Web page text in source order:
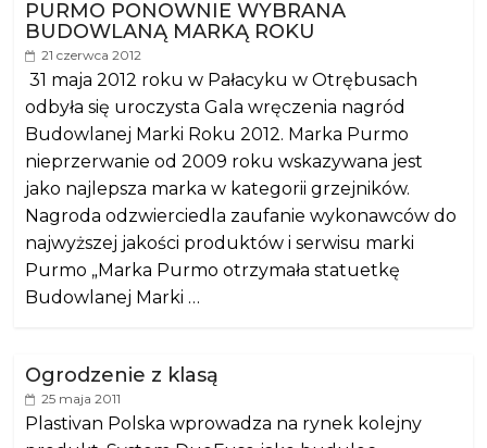
PURMO PONOWNIE WYBRANA
BUDOWLANĄ MARKĄ ROKU
21 czerwca 2012
31 maja 2012 roku w Pałacyku w Otrębusach
odbyła się uroczysta Gala wręczenia nagród
Budowlanej Marki Roku 2012. Marka Purmo
nieprzerwanie od 2009 roku wskazywana jest
jako najlepsza marka w kategorii grzejników.
Nagroda odzwierciedla zaufanie wykonawców do
najwyższej jakości produktów i serwisu marki
Purmo „Marka Purmo otrzymała statuetkę
Budowlanej Marki …
Ogrodzenie z klasą
25 maja 2011
Plastivan Polska wprowadza na rynek kolejny